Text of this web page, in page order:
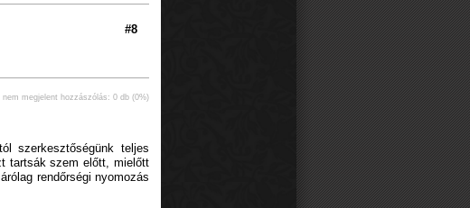
#8
megjelent hozzászólás: 0 db (0%)
szerkesztőségünk teljes
tartsák szem előtt, mielőtt
rendőrségi nyomozás